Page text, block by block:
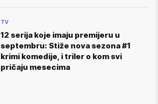
TV
12 serija koje imaju premijeru u
septembru: Stiže nova sezona #1
krimi komedije, i triler o kom svi
pričaju mesecima